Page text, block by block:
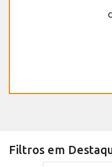
Filtros em